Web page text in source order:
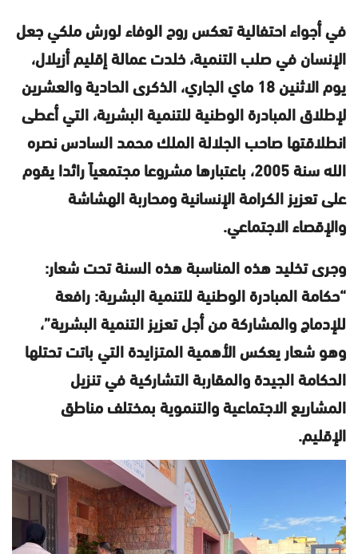
في أجواء احتفالية تعكس روح الوفاء لورش ملكي جعل
الإنسان في صلب التنمية، خلدت عمالة إقليمأزيلال،
يوم الاثنين 18 ماي الجاري، الذكرى الحادية والعشرين
لإطلاق المبادرة الوطنية للتنمية البشرية، التي أعطى
انطلاقتها صاحب الجلالة الملك محمد السادس نصره
الله سنة 2005، باعتبارها مشروعا مجتمعياً رائدا يقوم
على تعزيز الكرامة الإنسانية ومحاربة الهشاشة
والإقصاء الاجتماعي.
وجرى تخليد هذه المناسبة هذه السنة تحت شعار:
“حكامة المبادرة الوطنية للتنمية البشرية: رافعة
للإدماج والمشاركة من أجل تعزيز التنمية البشرية”،
وهو شعار يعكس الأهمية المتزايدة التي باتت تحتلها
الحكامة الجيدة والمقاربة التشاركية في تنزيل
المشاريع الاجتماعية والتنموية بمختلف مناطق
الإقليم.